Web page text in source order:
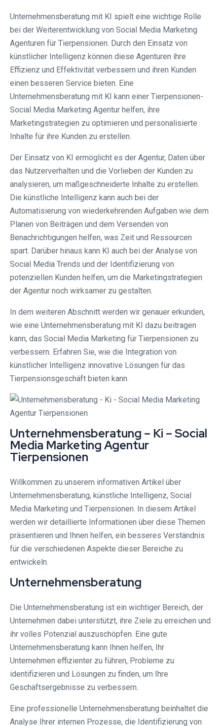
Unternehmensberatung mit KI spielt eine wichtige Rolle
bei der Weiterentwicklung von Social Media Marketing
Agenturen für Tierpensionen. Durch den Einsatz von
künstlicher Intelligenz können diese Agenturen ihre
Effizienz und Effektivität verbessern und ihren Kunden
einen besseren Service bieten. Eine
Unternehmensberatung mit KI kann einer Tierpensionen-
Social Media Marketing Agentur helfen, ihre
Marketingstrategien zu optimieren und personalisierte
Inhalte für ihre Kunden zu erstellen.
Der Einsatz von KI ermöglicht es der Agentur, Daten über
das Nutzerverhalten und die Vorlieben der Kunden zu
analysieren, um maßgeschneiderte Inhalte zu erstellen.
Die künstliche Intelligenz kann auch bei der
Automatisierung von wiederkehrenden Aufgaben wie dem
Planen von Beiträgen und dem Versenden von
Benachrichtigungen helfen, was Zeit und Ressourcen
spart. Darüber hinaus kann KI auch bei der Analyse von
Social Media Trends und der Identifizierung von
potenziellen Kunden helfen, um die Marketingstrategien
der Agentur noch wirksamer zu gestalten.
In dem weiteren Abschnitt werden wir genauer erkunden,
wie eine Unternehmensberatung mit KI dazu beitragen
kann, das Social Media Marketing für Tierpensionen zu
verbessern. Erfahren Sie, wie die Integration von
künstlicher Intelligenz innovative Lösungen für das
Tierpensionsgeschäft bieten kann.
Unternehmensberatung – Ki – Social
Media Marketing Agentur
Tierpensionen
Willkommen zu unserem informativen Artikel über
Unternehmensberatung, künstliche Intelligenz, Social
Media Marketing und Tierpensionen. In diesem Artikel
werden wir detaillierte Informationen über diese Themen
präsentieren und Ihnen helfen, ein besseres Verständnis
für die verschiedenen Aspekte dieser Bereiche zu
entwickeln.
Unternehmensberatung
Die Unternehmensberatung ist ein wichtiger Bereich, der
Unternehmen dabei unterstützt, ihre Ziele zu erreichen und
ihr volles Potenzial auszuschöpfen. Eine gute
Unternehmensberatung kann Ihnen helfen, Ihr
Unternehmen effizienter zu führen, Probleme zu
identifizieren und Lösungen zu finden, um Ihre
Geschäftsergebnisse zu verbessern.
Eine professionelle Unternehmensberatung beinhaltet die
Analyse Ihrer internen Prozesse, die Identifizierung von